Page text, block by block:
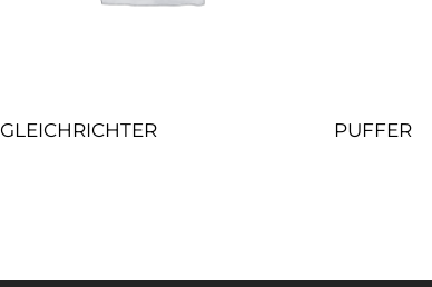
GLEICHRICHTER PUFFER